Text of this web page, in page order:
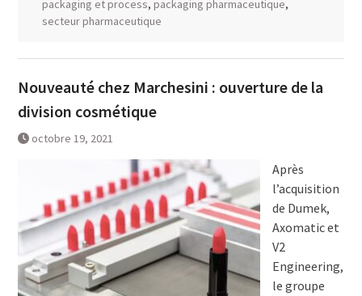
packaging et process, packaging pharmaceutique,
secteur pharmaceutique
Nouveauté chez Marchesini : ouverture de la
division cosmétique
octobre 19, 2021
Après
l’acquisition
de Dumek,
Axomatic et
V2
Engineering,
le groupe